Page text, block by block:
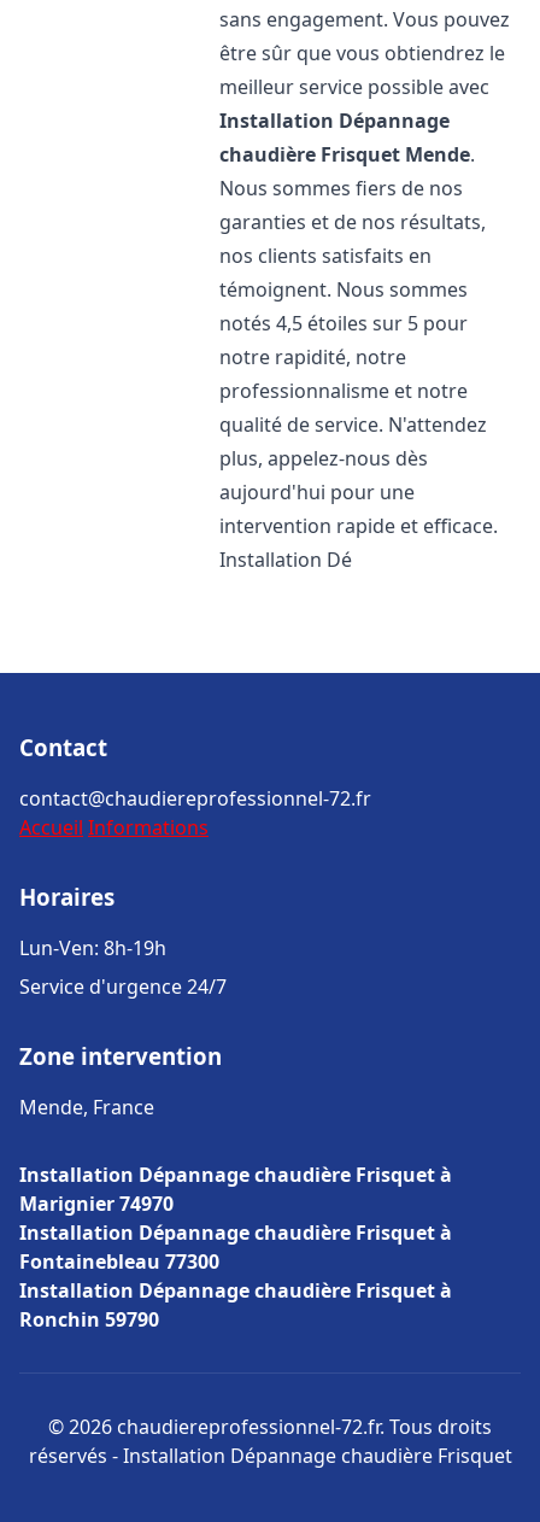
sans engagement. Vous pouvez
être sûr que vous obtiendrez le
meilleur service possible avec
Installation Dépannage
chaudière Frisquet Mende.
Nous sommes fiers de nos
garanties et de nos résultats,
nos clients satisfaits en
témoignent. Nous sommes
notés 4,5 étoiles sur 5 pour
notre rapidité, notre
professionnalisme et notre
qualité de service. N'attendez
plus, appelez-nous dès
aujourd'hui pour une
intervention rapide et efficace.
Installation Dé
Contact
contact@chaudiereprofessionnel-72.fr
Accueil Informations
Horaires
Lun-Ven: 8h-19h
Service d'urgence 24/7
Zone intervention
Mende, France
Installation Dépannage chaudière Frisquet à
Marignier 74970
Installation Dépannage chaudière Frisquet à
Fontainebleau 77300
Installation Dépannage chaudière Frisquet à
Ronchin 59790
© 2026 chaudiereprofessionnel-72.fr. Tous droits
réservés - Installation Dépannage chaudière Frisquet